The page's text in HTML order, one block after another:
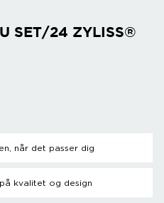
SET/24 ZYLISS®
når det passer dig
kvalitet og design